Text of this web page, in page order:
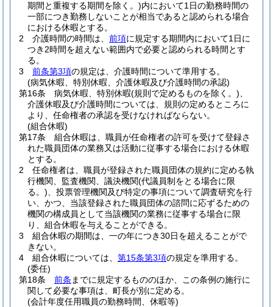
期間と重複する期間を除く。)内において1日の勤務時間の
一部につき勤務しないことが相当であると認められる場合
における休暇とする。
2
介護時間の時間は、 前項に規定する期間内において1日に
つき2時間を超えない範囲内で必要と認められる時間とす
る。
3
前条第3項の規定は、介護時間について準用する。
(病気休暇、特別休暇、介護休暇及び介護時間の承認)
第16条
病気休暇、特別休暇(規則で定めるものを除く。)
介護休暇及び介護時間については、規則の定めるところに
より、任命権者の承認を受けなければならない。
(組合休暇)
第17条
組合休暇は、職員が任命権者の許可を受けて登録さ
れた職員団体の業務又は活動に従事する場合における休暇
とする。
2
任命権者は、職員が登録された職員団体の規約に定める執
行機関、監査機関、議決機関(代議員制をとる場合に限
る。) 、投票管理機関及び特定の事項について調査研究を行
い、かつ、当該登録された職員団体の諮問に応ずるための
機関の構成員として当該機関の業務に従事する場合に限
り、組合休暇を与えることができる。
3
組合休暇の期間は、一の年につき30日を超えることがで
きない。
4
組合休暇については、 第15条第3項の規定を準用する。
(委任)
第18条
前条 までに規定するもののほか、この条例の施行に
関して必要な事項は、町長が別に定める。
(会計年度任用職員の勤務時間、休暇等)